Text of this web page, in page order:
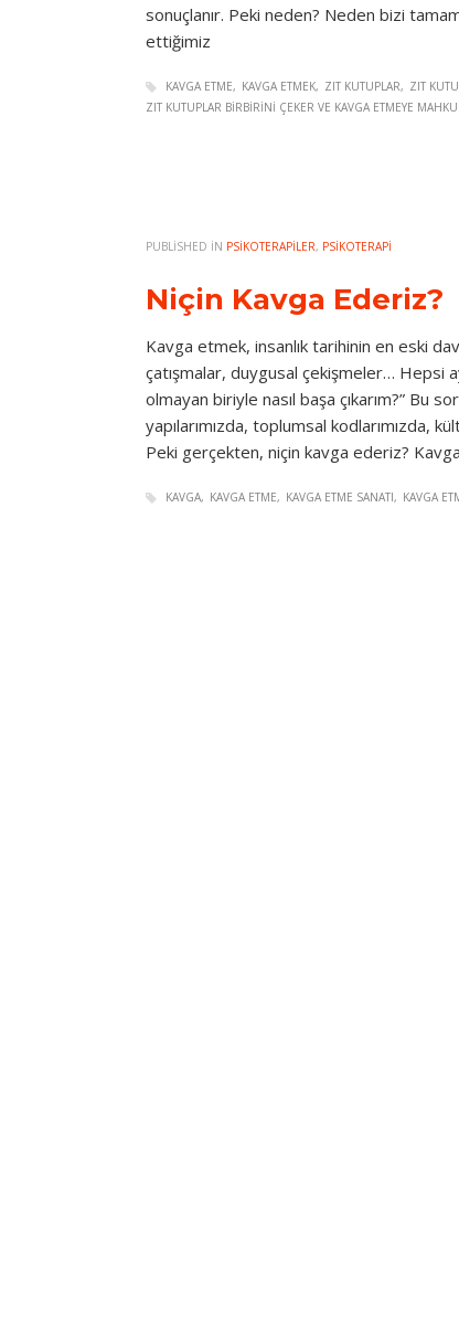
sonuçlanır. Peki neden? Neden bizi
ettiğimiz
KAVGA ETME KAVGA ETMEK ZIT KUTUPLAR
ZIT
ZIT KUTUPLAR BIRBIRINI ÇEKER VE KAVGA ETMEYE
PUBLISHED IN PSIKOTERAPILER, PSIKOTERAPI
Niçin Kavga Ederiz?
Kavga etmek, insanlık tarihinin en eski
çatışmalar, duygusal çekişmeler… Hepsi
olmayan biriyle nasıl başa çıkarım?” Bu
yapılarımızda, toplumsal kodlarımızda,
Peki gerçekten, niçin kavga ederiz?
KAVGA KAVGA ETME KAVGA ETME SANATI KAVGA